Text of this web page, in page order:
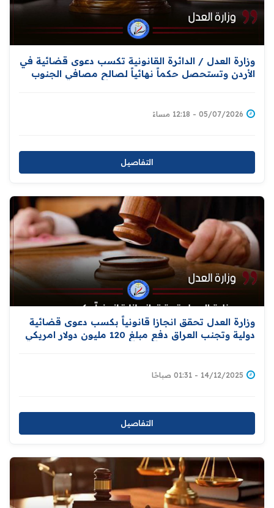
وزارة العدل / الدائرة القانونية تكسب دعوى قضائية في
الأردن وتستحصل حكماً نهائياً لصالح مصافي الجنوب
05/07/2026 - 12:18 مساءً
التفاصيل
وزارة العدل تحقق انجازا قانونياً بكسب دعوى قضائية
دولية وتجنب العراق دفع مبلغ 120 مليون دولار امريكي
14/12/2025 - 01:31 صباحًا
التفاصيل